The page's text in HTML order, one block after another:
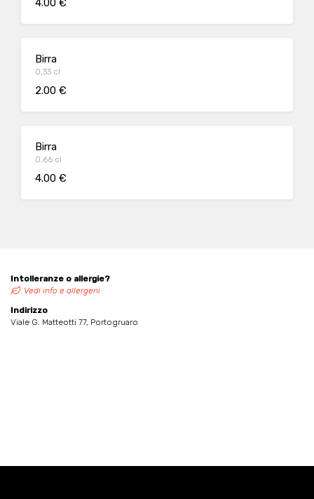
4.00 €
Birra
0,33 cl
2.00 €
Birra
0,66 cl
4.00 €
Intolleranze o allergie?
Vedi info e allergeni
Indirizzo
Viale G. Matteotti 77, Portogruaro